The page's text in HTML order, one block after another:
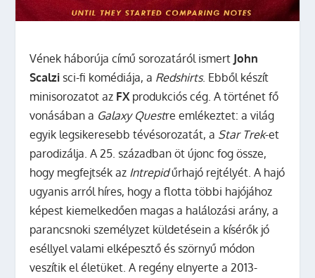
Vének háborúja című sorozatáról ismert John
Scalzi sci-fi komédiája, a Redshirts. Ebből készít
minisorozatot az FX produkciós cég.A történet fő
vonásában a Galaxy Questre emlékeztet: a világ
egyik legsikeresebb tévésorozatát, a Star Trek-et
parodizálja. A 25. században öt újonc fog össze,
hogy megfejtsék az Intrepidűrhajó rejtélyét. A hajó
ugyanis arról híres, hogy a flotta többi hajójához
képest kiemelkedően magas a halálozási arány, a
parancsnoki személyzet küldetésein a kísérők jó
eséllyel valami elképesztő és szörnyű módon
veszítik el életüket. A regény elnyerte a 2013-